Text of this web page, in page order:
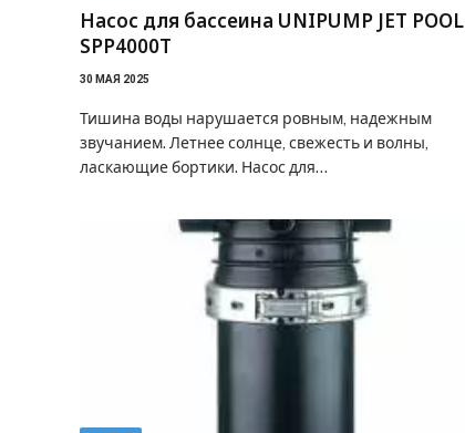
Насос для бассеина UNIPUMP JET POOL
SPP4000T
30 МАЯ 2025
Тишина воды нарушается ровным, надежным
звучанием. Летнее солнце, свежесть и волны,
ласкающие бортики. Насос для…